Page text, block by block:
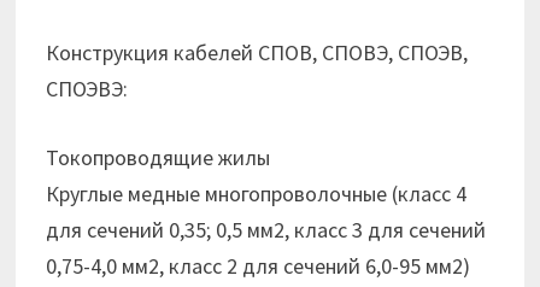
Конструкция кабелей СПОВ, СПОВЭ, СПОЭВ,
СПОЭВЭ:
Токопроводящие жилы
Круглые медные многопроволочные (класс 4
для сечений 0,35; 0,5 мм2, класс 3 для сечений
0,75-4,0 мм2, класс 2 для сечений 6,0-95 мм2)